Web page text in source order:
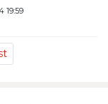
19:59